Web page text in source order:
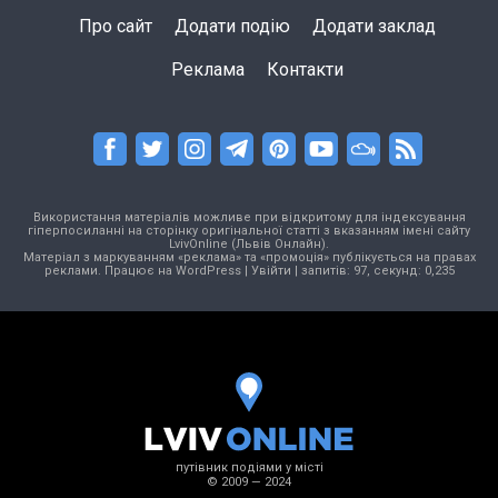
Про сайт Додати подію Додати заклад
Реклама Контакти
Використання матеріалів можливе при відкритому для індексування
гіперпосиланні на сторінку оригінальної статті з вказанням імені сайту
LvivOnline (Львів Онлайн).
Матеріал з маркуванням «реклама» та «промоція» публікується на правах
реклами. Працює на WordPress| Увійти | запитів: 97, секунд: 0,235
путівник подіями у місті
© 2009 — 2024